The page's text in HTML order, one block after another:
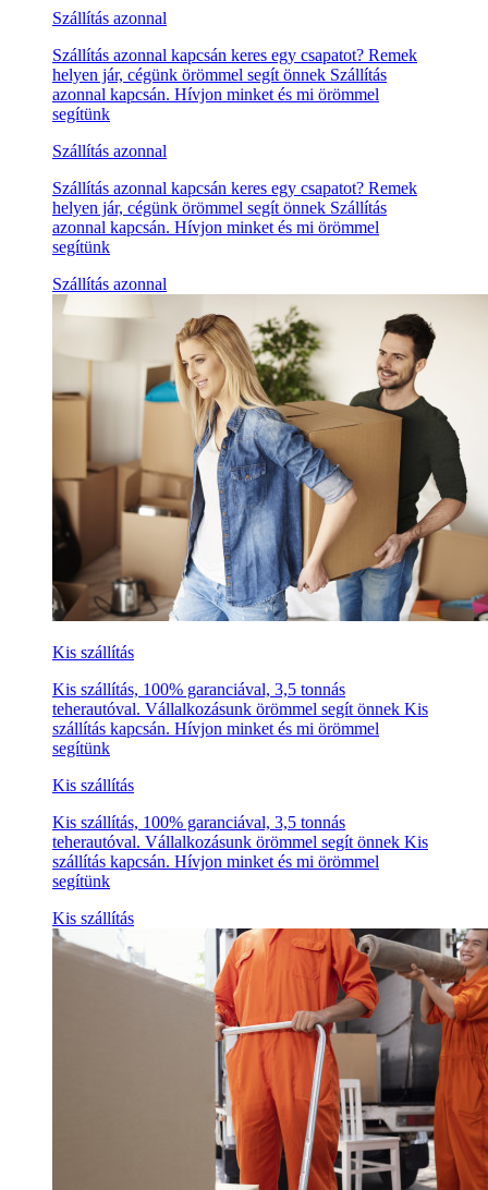
Szállítás azonnal
Szállítás azonnal kapcsán keres egy csapatot? Remek
helyen jár, cégünk örömmel segít önnek Szállítás
azonnal kapcsán. Hívjon minket és mi örömmel
segítünk
Szállítás azonnal
Szállítás azonnal kapcsán keres egy csapatot? Remek
helyen jár, cégünk örömmel segít önnek Szállítás
azonnal kapcsán. Hívjon minket és mi örömmel
segítünk
Szállítás azonnal
Kis szállítás
Kis szállítás, 100% garanciával, 3,5 tonnás
teherautóval. Vállalkozásunk örömmel segít önnek Kis
szállítás kapcsán. Hívjon minket és mi örömmel
segítünk
Kis szállítás
Kis szállítás, 100% garanciával, 3,5 tonnás
teherautóval. Vállalkozásunk örömmel segít önnek Kis
szállítás kapcsán. Hívjon minket és mi örömmel
segítünk
Kis szállítás